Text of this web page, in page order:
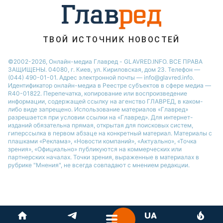
ТВОЙ ИСТОЧНИК НОВОСТЕЙ
©2002-2026, Онлайн-медиа Главред - GLAVRED.INFO. ВСЕ ПРАВА
ЗАЩИЩЕНЫ. 04080, г. Киев, ул. Кириловская, дом 23. Телефон —
(044) 490-01-01. Адрес электронной почты — info@glavred.info.
Идентификатор онлайн-медиа в Реестре cубъектов в сфере медиа —
R40-01822. Перепечатка, копирование или воспроизведение
информации, содержащей ссылку на агенство ГЛАВРЕД, в каком-
либо виде запрещено. Использование материалов «Главред»
разрешается при условии ссылки на «Главред». Для интернет-
изданий обязательна прямая, открытая для поисковых систем,
гиперссылка в первом абзаце на конкретный материал. Материалы с
плашками «Реклама», «Новости компаний», «Актуально», «Точка
зрения», «Официально» публикуются на коммерческих или
партнерских началах. Точки зрения, выраженные в материалах в
рубрике "Мнения", не всегда совпадают с мнением редакции.